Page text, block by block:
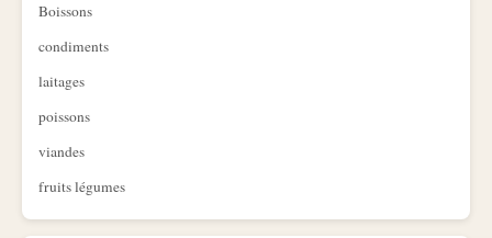
Boissons
condiments
laitages
poissons
viandes
fruits légumes